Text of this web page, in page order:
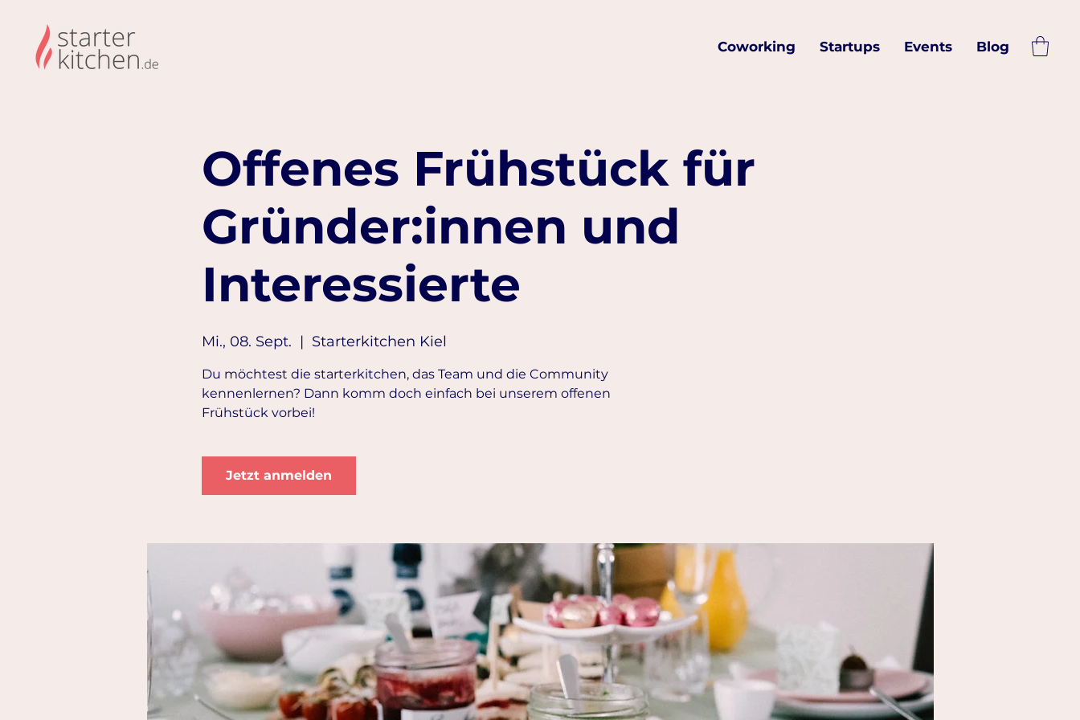
Coworking Startups Events Blog
Offenes Frühstück für
Gründer:innen und
Interessierte
Mi., 08. Sept.
  |
Starterkitchen Kiel
Du möchtest die starterkitchen, das Team und die Community
kennenlernen? Dann komm doch einfach bei unserem offenen
Frühstück vorbei!
Jetzt anmelden